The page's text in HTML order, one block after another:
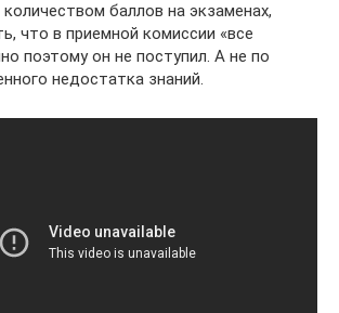
баллов на экзаменах,
что в приемной комиссии «все
поэтому он не поступил. А не по
недостатка знаний.